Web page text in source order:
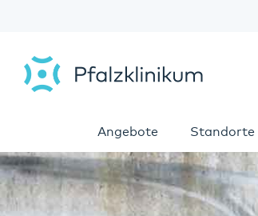
Angebote Standorte